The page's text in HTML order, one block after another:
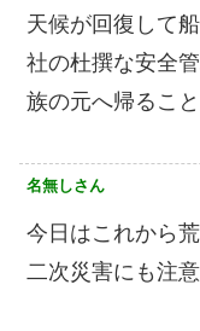
天候が回復して
社の杜撰な安全
族の元へ帰るこ
名無しさん
今日はこれから
二次災害にも注意